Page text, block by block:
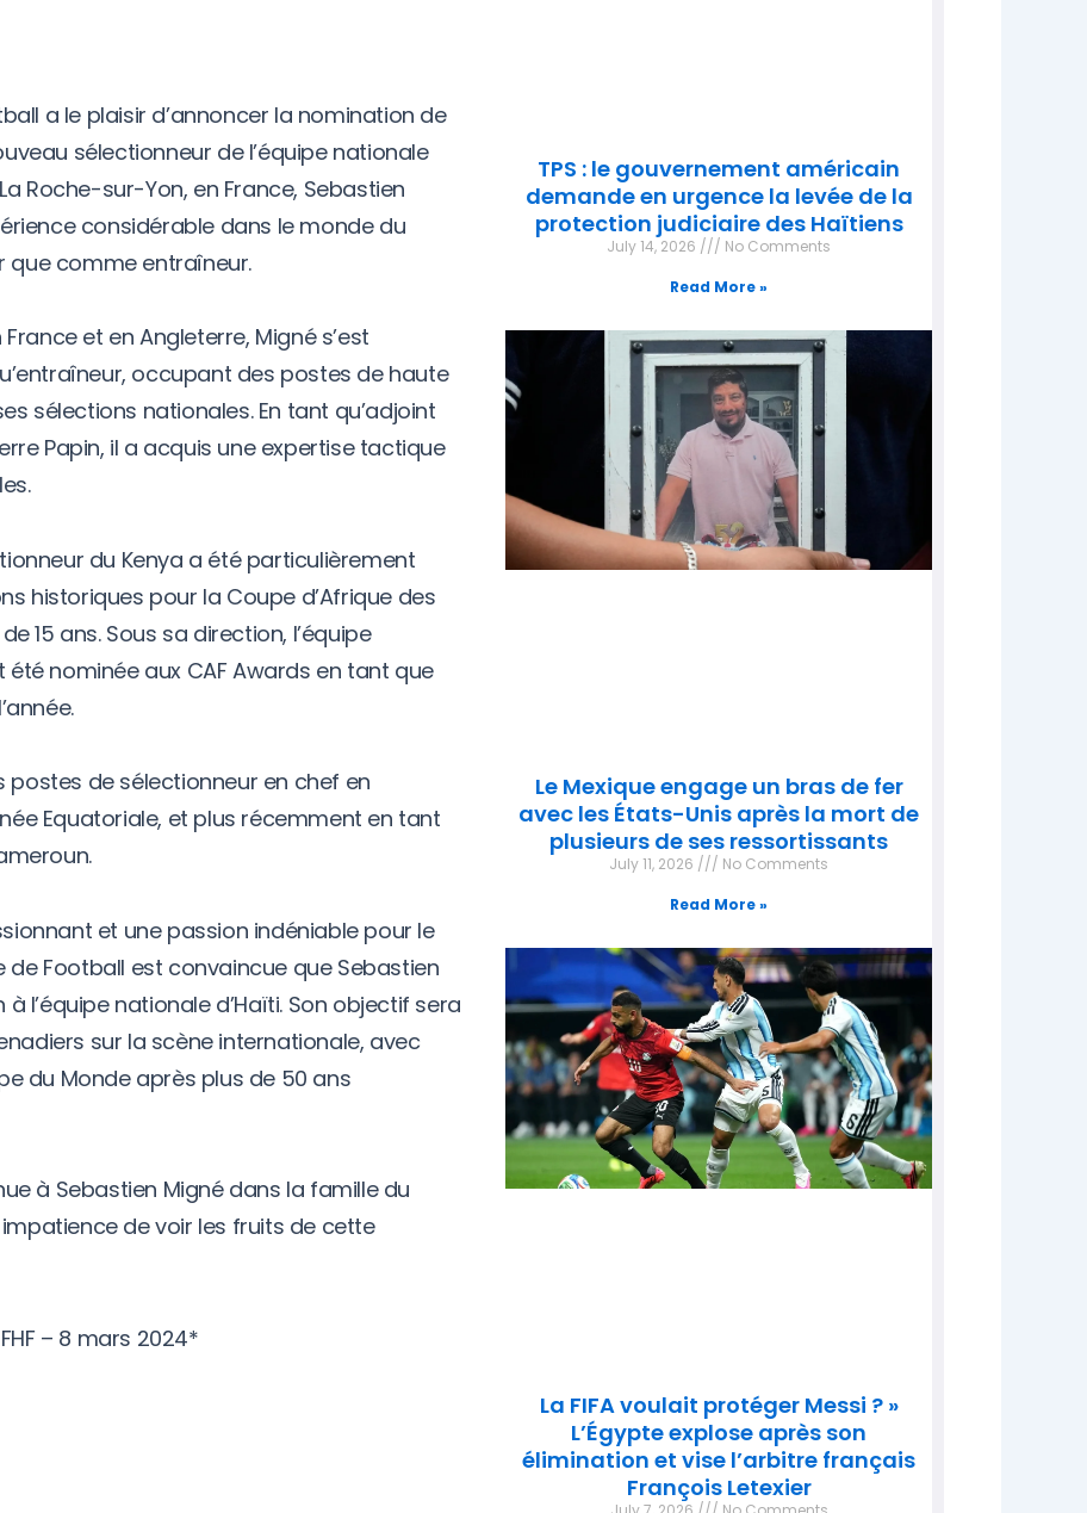
a le plaisir d’annoncer la nomination de
sélectionneur de l’équipe nationale
Roche-sur-Yon, en France, Sebastien
considérable dans le monde du
que comme entraîneur.
et en Angleterre, Migné s’est
occupant des postes de haute
sélections nationales. En tant qu’adjoint
Papin, il a acquis une expertise tactique
du Kenya a été particulièrement
historiques pour la Coupe d’Afrique des
15 ans. Sous sa direction, l’équipe
nominée aux CAF Awards en tant que
de sélectionneur en chef en
Equatoriale, et plus récemment en tant
et une passion indéniable pour le
Football est convaincue que Sebastien
l’équipe nationale d’Haïti. Son objectif sera
sur la scène internationale, avec
du Monde après plus de 50 ans
à Sebastien Migné dans la famille du
de voir les fruits de cette
– 8 mars 2024*
TPS : le gouvernement américain
demande en urgence la levée de la
protection judiciaire des Haïtiens
July 14, 2026
No Comments
Read More »
Le Mexique engage un bras de fer
avec les États-Unis après la mort de
plusieurs de ses ressortissants
July 11, 2026
No Comments
Read More »
La FIFA voulait protéger Messi ? »
L’Égypte explose après son
élimination et vise l’arbitre français
François Letexier